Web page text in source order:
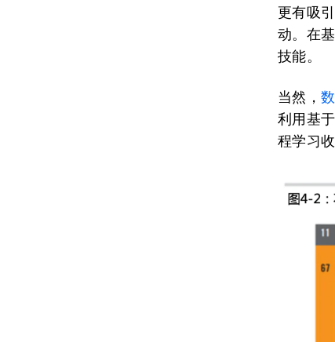
更有吸
动。在
技能。
当然，
利用基
程学习